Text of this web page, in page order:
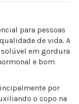
para pessoas
de vida. A
em gordura
e bom
por
o copo na